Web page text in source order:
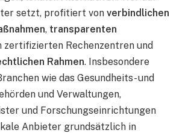
setzt, profitiert von verbindlichen
, transparenten
zertifizierten Rechenzentren und
Rahmen. Insbesondere
wie das Gesundheits- und
und Verwaltungen,
und Forschungseinrichtungen
Anbieter grundsätzlich in